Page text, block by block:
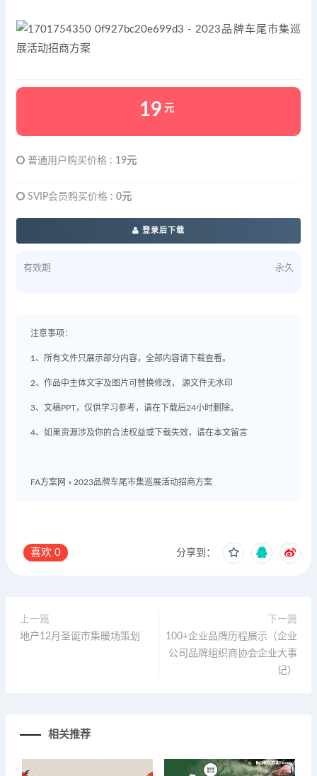
19 元
普通用户购买价格 : 19元
SVIP会员购买价格 : 0元
登录后下载
有效期 永久
注意事项：
1、所有文件只展示部分内容，全部内容请下载查看。
2、作品中主体文字及图片可替换修改， 源文件无水印
3、文稿PPT，仅供学习参考，请在下载后24小时删除。
4、如果资源涉及你的合法权益或下载失效，请在本文留言
FA方案网 » 2023品牌车尾市集巡展活动招商方案
喜欢 0 分享到：
上一篇
地产12月圣诞市集暖场策划
下一篇
100+企业品牌历程展示（企业
公司品牌组织商协会企业大事
记）
相关推荐